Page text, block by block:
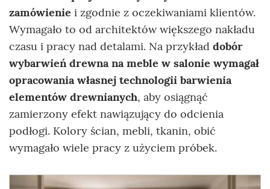
zamówienie i zgodnie z oczekiwaniami klientów.
Wymagało to od architektów większego nakładu
czasu i pracy nad detalami. Na przykład dobór
wybarwień drewna na meble w salonie wymagał
opracowania własnej technologii barwienia
elementów drewnianych, aby osiągnąć
zamierzony efekt nawiązujący do odcienia
podłogi. Kolory ścian, mebli, tkanin, obić
wymagało wiele pracy z użyciem próbek.